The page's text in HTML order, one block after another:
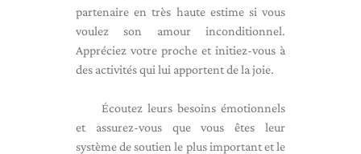
partenaire en très haute estime si vous
voulez son amour inconditionnel.
Appréciez votre proche et initiez-vous à
des activités qui lui apportent de la joie.
Écoutez leurs besoins émotionnels
et assurez-vous que vous êtes leur
système de soutien le plus important et le